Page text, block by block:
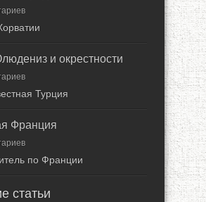
и окрестности
Турция
Франция
по Франции
статьи